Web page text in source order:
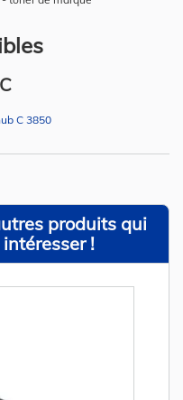
C 3850
produits qui
!